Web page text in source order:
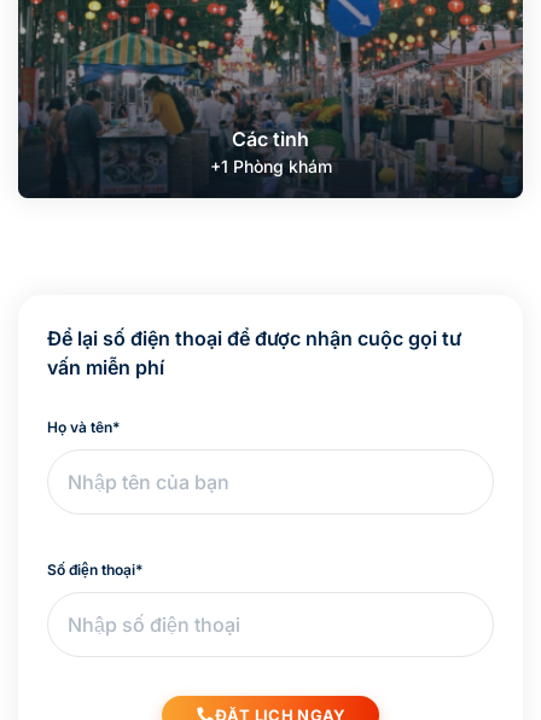
Các tỉnh
+1 Phòng khám
Để lại số điện thoại để được nhận cuộc gọi tư
vấn miễn phí
Họ và tên*
Số điện thoại*
ĐẶT LỊCH NGAY